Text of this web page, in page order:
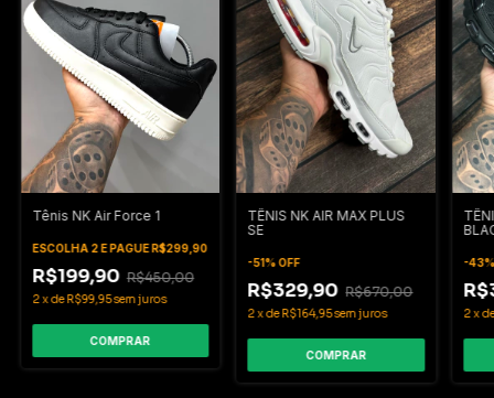
Tênis NK Air Force 1
ESCOLHA 2 E PAGUE R$299,90
R$199,90 R$450,00
2xdeR$99,95sem juros
COMPRAR
TÊNIS NK AIR MAX PLUS
SE
-51%OFF
R$329,90 R$670,00
2xde R$164,95sem juros
COMPRAR
-43
2x